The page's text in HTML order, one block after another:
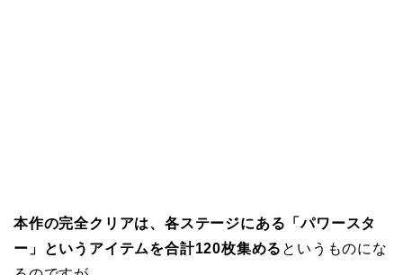
本作の完全クリアは、各ステージにある「パワースタ
ー」というアイテムを合計120枚集める というものにな